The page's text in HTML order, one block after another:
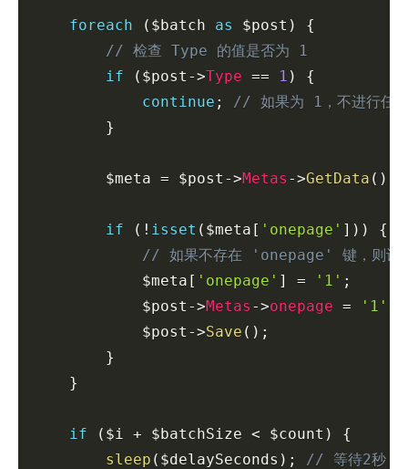
foreach ( $batch as $post )
{
// 检查 Type 的值是否为 1
if
( $post ->Type == 1 )
{
continue ;
// 如果为 1，不进行任何
}
$meta = $post ->Metas ->GetData ( )
if ( ! isset ( $meta [ 'onepage' ] ) )
{
// 如果不存在 'onepage' 键，则
$meta [ 'onepage' ] = '1' ;
$post ->Metas ->onepage = '1'
$post ->Save ( ) ;
}
}
if ( $i + $batchSize < $count )
{
sleep ( $delaySeconds ) ;
// 等待2秒